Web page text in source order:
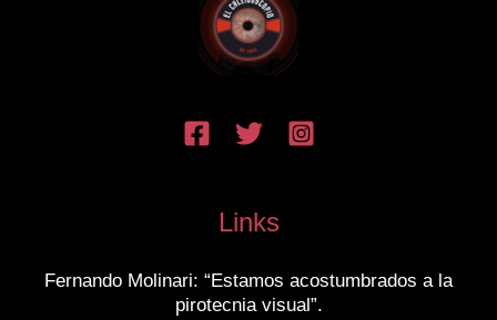
Links
Fernando Molinari: “Estamos acostumbrados a la
pirotecnia visual”.